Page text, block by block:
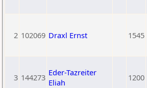
2 102069 Draxl Ernst 1545
3 144273 Eder-Tazreiter
Eliah
1200